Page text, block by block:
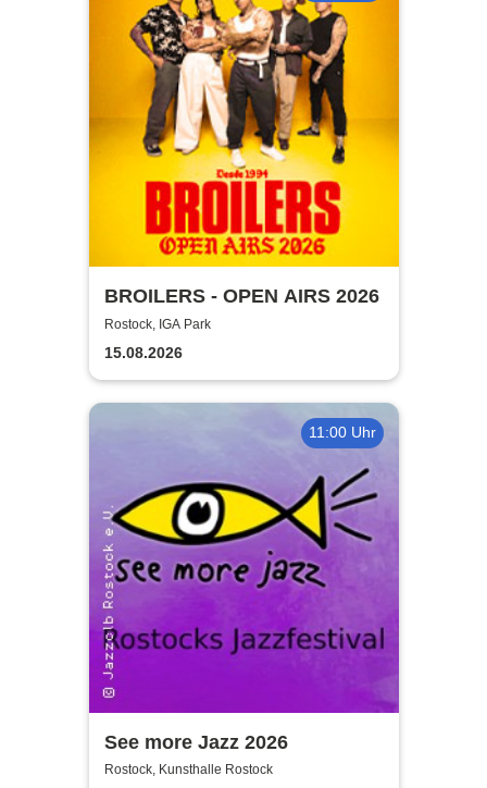
BROILERS - OPEN AIRS 2026
Rostock, IGA Park
15.08.2026
11:00 Uhr
See more Jazz 2026
Rostock, Kunsthalle Rostock